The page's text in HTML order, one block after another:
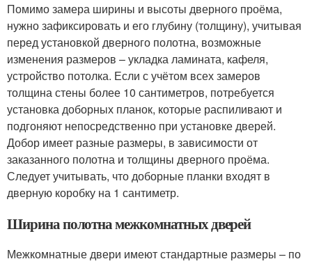
Помимо замера ширины и высоты дверного проёма,
нужно зафиксировать и его глубину (толщину), учитывая
перед установкой дверного полотна, возможные
изменения размеров – укладка ламината, кафеля,
устройство потолка. Если с учётом всех замеров
толщина стены более 10 сантиметров, потребуется
установка доборных планок, которые распиливают и
подгоняют непосредственно при установке дверей.
Добор имеет разные размеры, в зависимости от
заказанного полотна и толщины дверного проёма.
Следует учитывать, что доборные планки входят в
дверную коробку на 1 сантиметр.
Ширина полотна межкомнатных дверей
Межкомнатные двери имеют стандартные размеры – по